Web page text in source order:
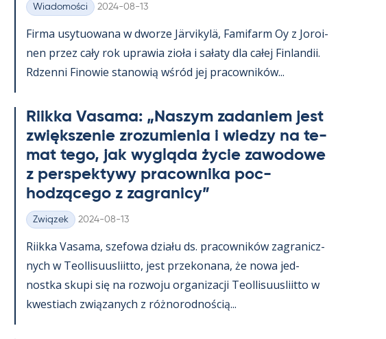
Kategorie
Wiadomości Kirjoitettu
2024-08-13
Firma usy­tuowana w dworze Jär­vi­kylä, Fa­mi­farm Oy z Jo­roi­
nen przez cały rok uprawia zioła i sałaty dla całej Fin­lan­dii.
Rdzenni Fi­nowie sta­nowią wśród jej pracow­ników...
Riikka Va­sama: „Naszym za­da­niem jest
zwiększe­nie zrozu­mie­nia i wiedzy na te­
mat tego, jak wygląda życie zawo­dowe
z pers­pek­tywy pracow­nika poc­
hodzącego z za­gra­nicy”
Kategorie
Związek Kirjoitettu
2024-08-13
Riikka Va­sama, sze­fowa działu ds. pracow­ników za­gra­nicz­
nych w Teol­li­suus­liitto, jest prze­ko­nana, że nowa jed­
nostka skupi się na rozwoju or­ga­nizacji Teol­li­suus­liitto w
kwes­tiach związa­nych z róż­no­rod­nością...